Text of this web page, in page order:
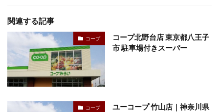
関連する記事
コープ
コープ北野台店 東京都八王子
市 駐車場付きスーパー
コープ
ユーコープ 竹山店｜神奈川県